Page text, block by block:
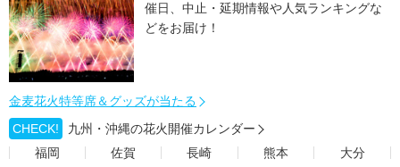
催日、中止・延期情報や人気ランキングな
どをお届け！
金麦花火特等席＆グッズが当たる
CHECK!
九州・沖縄の花火開催カレンダー
福岡
佐賀 長崎 熊本
大分